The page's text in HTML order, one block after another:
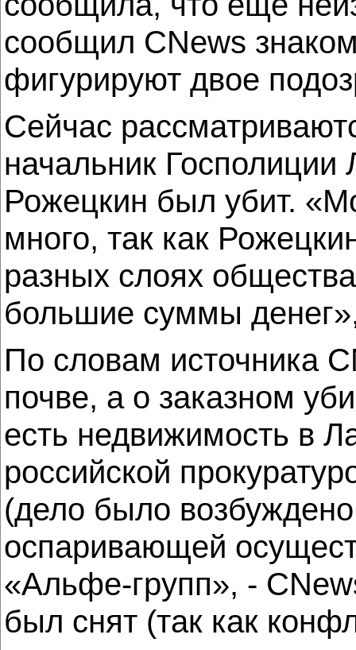
сообщил CNews
фигурируют двое
Сейчас
начальник Госполиции
Рожецкин был убит.
много, так как
разных слоях
большие суммы
По словам источника
почве, а о заказном
есть недвижимость в
российской
(дело было
оспаривающей
«Альфе-групп», -
был снят (так как